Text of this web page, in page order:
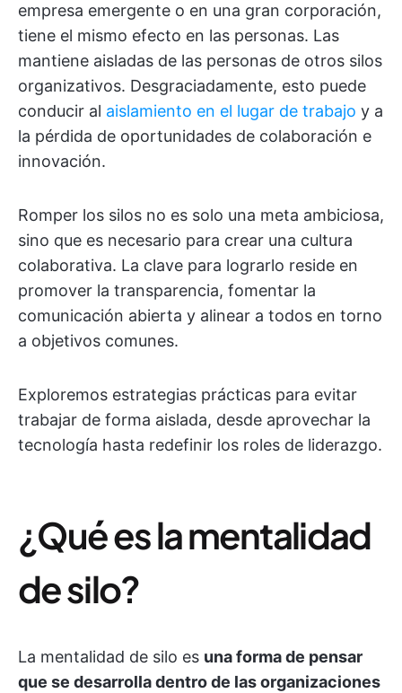
empresa emergente o en una gran corporación,
tiene el mismo efecto en las personas. Las
mantiene aisladas de las personas de otros silos
organizativos. Desgraciadamente, esto puede
conducir al aislamiento en el lugar de trabajo y a
la pérdida de oportunidades de colaboración e
innovación.
Romper los silos no es solo una meta ambiciosa,
sino que es necesario para crear una cultura
colaborativa. La clave para lograrlo reside en
promover la transparencia, fomentar la
comunicación abierta y alinear a todos en torno
a objetivos comunes.
Exploremos estrategias prácticas para evitar
trabajar de forma aislada, desde aprovechar la
tecnología hasta redefinir los roles de liderazgo.
¿Qué es la mentalidad
de silo?
La mentalidad de silo es una forma de pensar
que se desarrolla dentro de las organizaciones